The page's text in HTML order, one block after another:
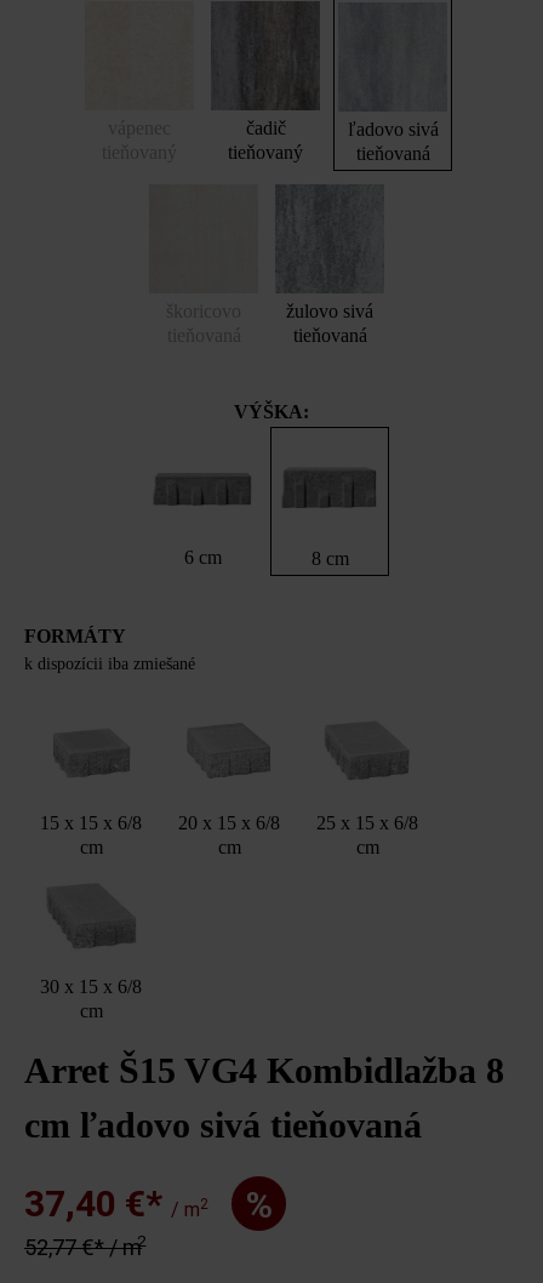
čadič
tieňovaný
ľadovo sivá
tieňovaná
žulovo sivá
tieňovaná
VÝŠKA:
6 cm 8 cm
FORMÁTY
k dispozícii iba zmiešané
15 x 15 x 6/8
cm
20 x 15 x 6/8
cm
25 x 15 x 6/8
cm
30 x 15 x 6/8
cm
Arret Š15 VG4 Kombidlažba 8
cm ľadovo sivá tieňovaná
37,40 €* / m2 %
52,77 €* / m2